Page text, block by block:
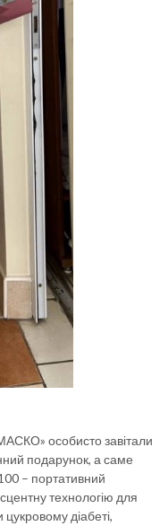
особисто завітали
подарунок, а саме
– портативний
технологію для
цукровому діабеті,